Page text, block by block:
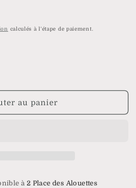
calculés à l'étape de paiement.
au panier
à 2 Place des Alouettes